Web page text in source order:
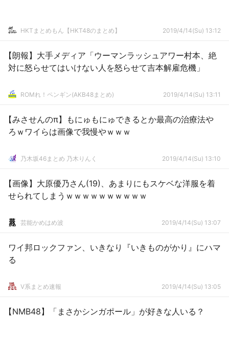
HKTまとめもん【HKT48のまとめ】 2019/4/14(Su) 13:12
【朗報】大手メディア「ウーマンラッシュアワー村本、絶
対に怒らせてはいけない人を怒らせて吉本解雇危機」
ROMれ！ペンギン(AKB48まとめ) 2019/4/14(Su) 13:11
【みさせんのπ】もにゅもにゅできるとか最高の治療法や
ろｗワイらは画像で我慢やｗｗｗ
乃木坂46まとめ 乃木りんく 2019/4/14(Su) 13:10
【画像】大原優乃さん(19)、あまりにもスケベな洋服を着
せられてしまうｗｗｗｗｗｗｗｗｗｗ
芸能かめはめ波 2019/4/14(Su) 13:07
ワイ邦ロックファン、いきなり『いきものがかり』にハマ
る
V系まとめ速報 2019/4/14(Su) 13:05
【NMB48】「まさかシンガポール」が好きな人いる？